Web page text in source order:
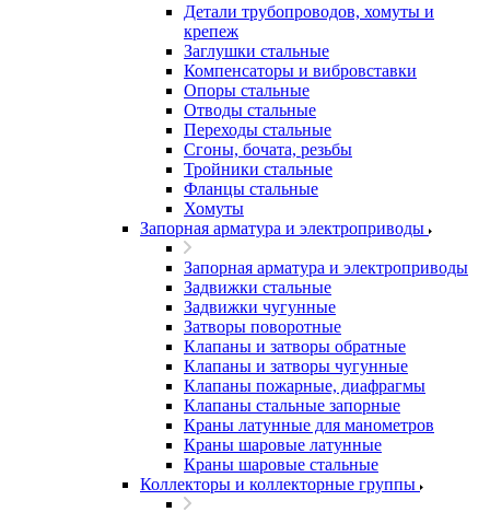
Детали трубопроводов, хомуты и
крепеж
Заглушки стальные
Компенсаторы и вибровставки
Опоры стальные
Отводы стальные
Переходы стальные
Сгоны, бочата, резьбы
Тройники стальные
Фланцы стальные
Хомуты
Запорная арматура и электроприводы
Запорная арматура и электроприводы
Задвижки стальные
Задвижки чугунные
Затворы поворотные
Клапаны и затворы обратные
Клапаны и затворы чугунные
Клапаны пожарные, диафрагмы
Клапаны стальные запорные
Краны латунные для манометров
Краны шаровые латунные
Краны шаровые стальные
Коллекторы и коллекторные группы